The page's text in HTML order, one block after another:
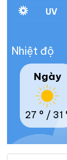
UV
Nhiệt độ
Ngày
27 ° / 31